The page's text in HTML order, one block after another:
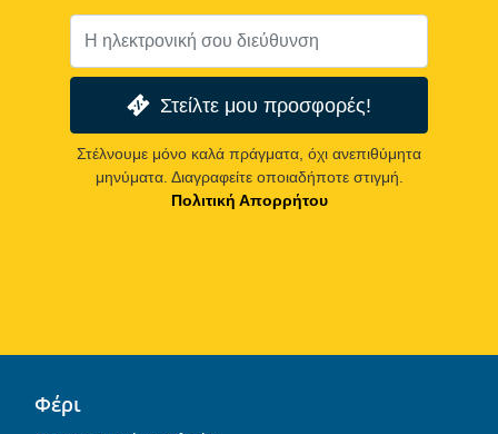
Στείλτε μου προσφορές!
Στέλνουμε μόνο καλά πράγματα, όχι ανεπιθύμητα
μηνύματα. Διαγραφείτε οποιαδήποτε στιγμή.
Πολιτική Απορρήτου
Φέρι